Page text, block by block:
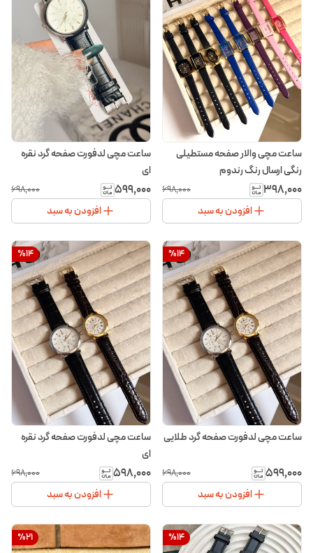
ساعت مچی والار صفحه مستطیلی
رنگی ارسال رنگ رندوم
۳۹۸٬۰۰۰ ۶۹۸٬۰۰۰
افزودن به سبد
ساعت مچی لدفورت صفحه گرد نقره
ای
۵۹۹٬۰۰۰ ۶۹۸٬۰۰۰
افزودن به سبد
%14
ساعت مچی لدفورت صفحه گرد طلایی
۵۹۹٬۰۰۰ ۶۹۸٬۰۰۰
افزودن به سبد
%14
ساعت مچی لدفورت صفحه گرد نقره
ای
۵۹۸٬۰۰۰ ۶۹۸٬۰۰۰
افزودن به سبد
%14
%21